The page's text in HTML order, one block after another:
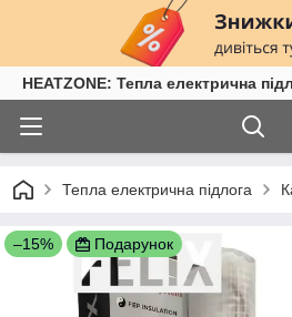
HEATZONE: Тепла електрична
Тепла електрична підлога
–15% Подарунок